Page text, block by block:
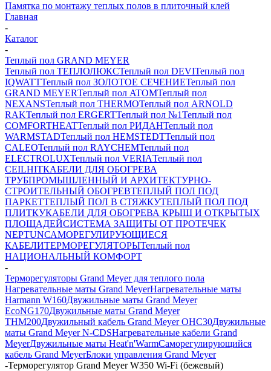
Памятка по монтажу теплых полов в плиточный клей
Главная
-
Каталог
-
Теплый пол GRAND MEYER
Теплый пол ТЕПЛОЛЮКСТеплый пол DEVIТеплый пол
IQWATTТеплый пол ЗОЛОТОЕ СЕЧЕНИЕТеплый пол
GRAND MEYERТеплый пол ATOMТеплый пол
NEXANSТеплый пол THERMOТеплый пол ARNOLD
RAKТеплый пол ERGERTТеплый пол №1Теплый пол
COMFORTHEATТеплый пол РИДАНТеплый пол
WARMSTADТеплый пол HEMSTEDTТеплый пол
CALEOТеплый пол RAYCHEMТеплый пол
ELECTROLUXТеплый пол VERIAТеплый пол
CEILHITКАБЕЛИ ДЛЯ ОБОГРЕВА
ТРУБПРОМЫШЛЕННЫЙ И АРХИТЕКТУРНО-
СТРОИТЕЛЬНЫЙ ОБОГРЕВТЕПЛЫЙ ПОЛ ПОД
ПАРКЕТТЕПЛЫЙ ПОЛ В СТЯЖКУТЕПЛЫЙ ПОЛ ПОД
ПЛИТКУКАБЕЛИ ДЛЯ ОБОГРЕВА КРЫШ И ОТКРЫТЫХ
ПЛОЩАДЕЙСИСТЕМА ЗАЩИТЫ ОТ ПРОТЕЧЕК
NEPTUNСАМОРЕГУЛИРУЮЩИЕСЯ
КАБЕЛИТЕРМОРЕГУЛЯТОРЫТеплый пол
НАЦИОНАЛЬНЫЙ КОМФОРТ
-
Терморегуляторы Grand Meyer для теплого пола
Нагревательные маты Grand MeyerНагревательные маты
Harmann W160Двужильные маты Grand Meyer
EcoNG170Двужильные маты Grand Meyer
THM200Двужильный кабель Grand Meyer OHC30Двужильные
маты Grand Meyer N-CDSНагревательные кабели Grand
MeyerДвужильные маты Heat'n'WarmСаморегулирующийся
кабель Grand MeyerБлоки управления Grand Meyer
-Терморегулятор Grand Meyer W350 Wi-Fi (бежевый)